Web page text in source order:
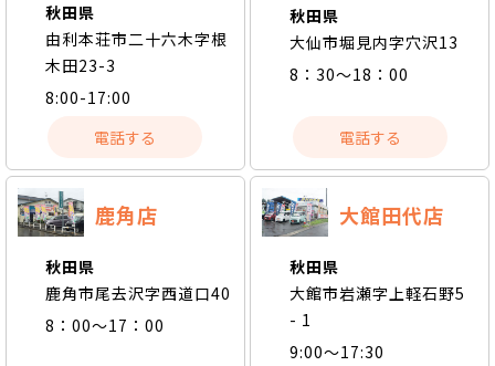
秋田県
由利本荘市二十六木字根
木田23-3
8:00-17:00
電話する
秋田県
大仙市堀見内字穴沢13
8：30～18：00
電話する
鹿角店
秋田県
鹿角市尾去沢字西道口40
8：00～17：00
大館田代店
秋田県
大館市岩瀬字上軽石野5
- 1
9:00～17:30